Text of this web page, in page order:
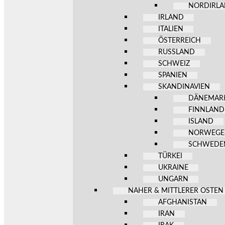
IRLAND
ITALIEN
ÖSTERREICH
RUSSLAND
SCHWEIZ
SPANIEN
SKANDINAVIEN
FINNLAND
ISLAND
TÜRKEI
UKRAINE
UNGARN
NAHER & MITTLERER OSTEN
AFGHANISTAN
IRAN